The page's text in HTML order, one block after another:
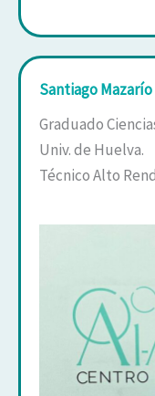
Santiago
Graduado
Univ. de Huelva.
Técnico Alto